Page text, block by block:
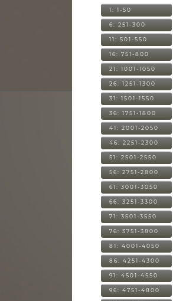
1: 1-50
6: 251-300
11: 501-550
16: 751-800
21: 1001-1050
26: 1251-1300
31: 1501-1550
36: 1751-1800
41: 2001-2050
46: 2251-2300
51: 2501-2550
56: 2751-2800
61: 3001-3050
66: 3251-3300
71: 3501-3550
76: 3751-3800
81: 4001-4050
86: 4251-4300
91: 4501-4550
96: 4751-4800